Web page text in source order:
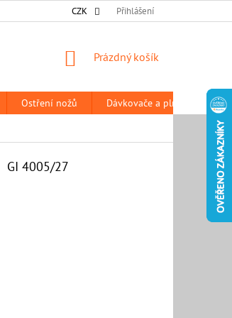
DODACÍ A PLATEBNÍ PODMÍNKY
CZK Přihlášení
NÁKUPNÍ
Prázdný košík
Ostření nožů Dávkovače a plničky
GI 4005/27